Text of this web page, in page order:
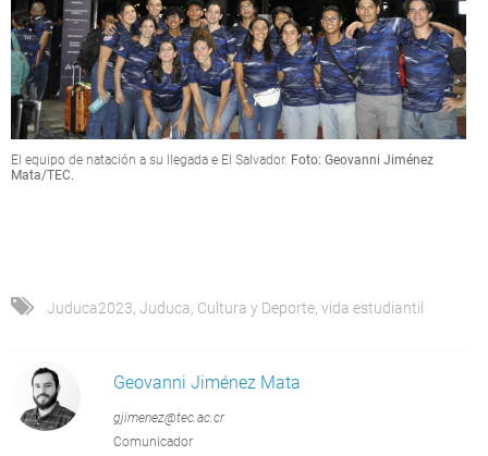
El equipo de natación a su llegada e El Salvador. Foto: Geovanni Jiménez
Mata/TEC.
Juduca2023, Juduca, Cultura y Deporte, vida estudiantil
Geovanni Jiménez Mata
gjimenez@tec.ac.cr
Comunicador